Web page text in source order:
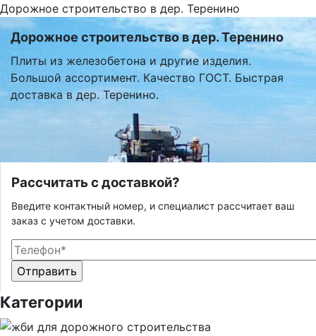
Дорожное строительство в дер. Теренино
Дорожное строительство в дер. Теренино
Плиты из железобетона и другие изделия.
Большой ассортимент. Качество ГОСТ. Быстрая
доставка в дер. Теренино.
Рассчитать с доставкой?
Введите контактный номер, и специалист рассчитает ваш
заказ с учетом доставки.
Оставьте это поле пустым.
Оставьте это поле пустым.
Категории